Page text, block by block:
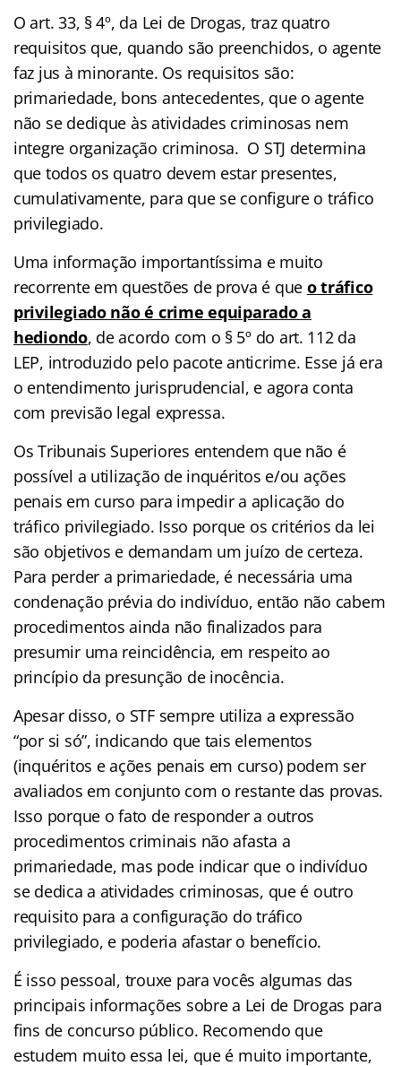
O art. 33, § 4º, da Lei de Drogas, traz quatro
requisitos que, quando são preenchidos, o agente
faz jus à minorante. Os requisitos são:
primariedade, bons antecedentes, que o agente
não se dedique às atividades criminosas nem
integre organização criminosa. O STJ determina
que todos os quatro devem estar presentes,
cumulativamente, para que se configure o tráfico
privilegiado.
Uma informação importantíssima e muito
recorrente em questões de prova é que o tráfico
privilegiado não é crime equiparado a
hediondo, de acordo com o § 5º do art. 112 da
LEP, introduzido pelo pacote anticrime. Esse já era
o entendimento jurisprudencial, e agora conta
com previsão legal expressa.
Os Tribunais Superiores entendem que não é
possível a utilização de inquéritos e/ou ações
penais em curso para impedir a aplicação do
tráfico privilegiado. Isso porque os critérios da lei
são objetivos e demandam um juízo de certeza.
Para perder a primariedade, é necessária uma
condenação prévia do indivíduo, então não cabem
procedimentos ainda não finalizados para
presumir uma reincidência, em respeito ao
princípio da presunção de inocência.
Apesar disso, o STF sempre utiliza a expressão
“por si só”, indicando que tais elementos
(inquéritos e ações penais em curso) podem ser
avaliados em conjunto com o restante das provas.
Isso porque o fato de responder a outros
procedimentos criminais não afasta a
primariedade, mas pode indicar que o indivíduo
se dedica a atividades criminosas, que é outro
requisito para a configuração do tráfico
privilegiado, e poderia afastar o benefício.
É isso pessoal, trouxe para vocês algumas das
principais informações sobre a Lei de Drogas para
fins de concurso público. Recomendo que
estudem muito essa lei, que é muito importante,